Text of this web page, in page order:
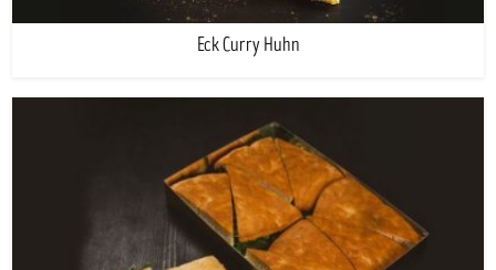
Eck Curry Huhn